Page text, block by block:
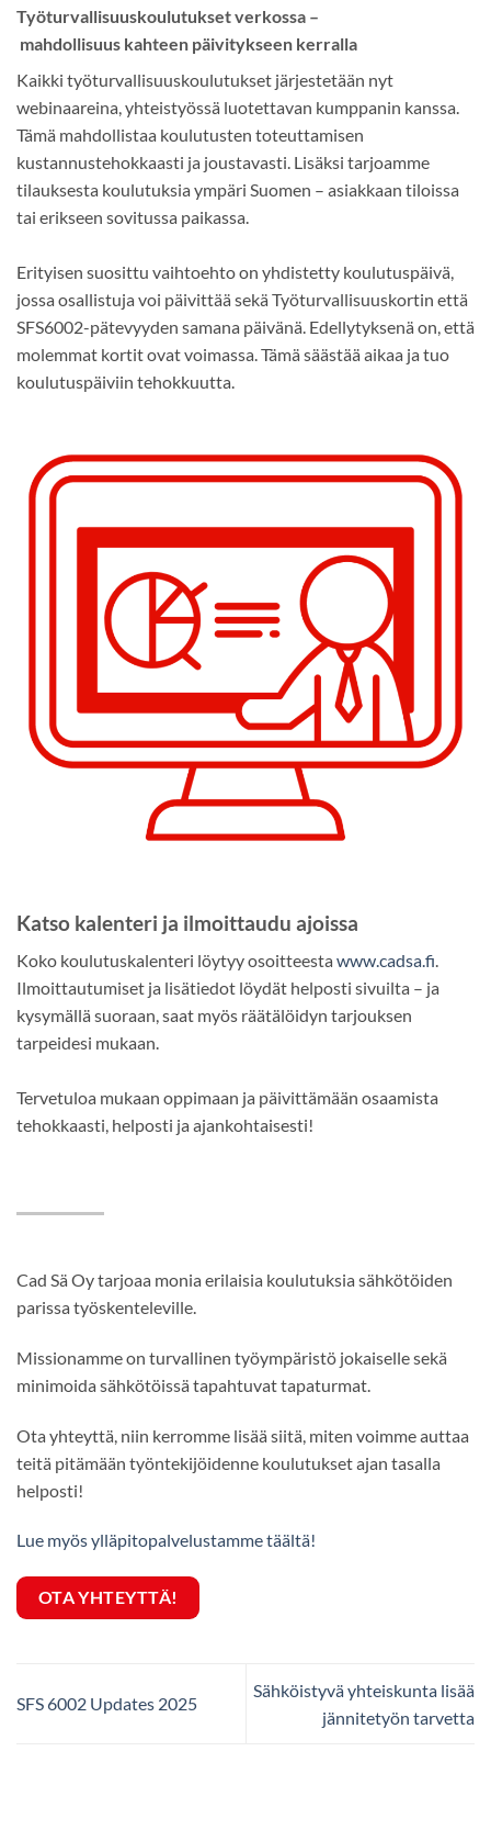
Työturvallisuuskoulutukset verkossa –
mahdollisuus kahteen päivitykseen kerralla
Kaikki työturvallisuuskoulutukset järjestetään nyt
webinaareina, yhteistyössä luotettavan kumppanin kanssa.
Tämä mahdollistaa koulutusten toteuttamisen
kustannustehokkaasti ja joustavasti. Lisäksi tarjoamme
tilauksesta koulutuksia ympäri Suomen – asiakkaan tiloissa
tai erikseen sovitussa paikassa.
Erityisen suosittu vaihtoehto on yhdistetty koulutuspäivä,
jossa osallistuja voi päivittää sekä Työturvallisuuskortin että
SFS6002-pätevyyden samana päivänä. Edellytyksenä on, että
molemmat kortit ovat voimassa. Tämä säästää aikaa ja tuo
koulutuspäiviin tehokkuutta.
Katso kalenteri ja ilmoittaudu ajoissa
Koko koulutuskalenteri löytyy osoitteesta www.cadsa.fi.
Ilmoittautumiset ja lisätiedot löydät helposti sivuilta – ja
kysymällä suoraan, saat myös räätälöidyn tarjouksen
tarpeidesi mukaan.
Tervetuloa mukaan oppimaan ja päivittämään osaamista
tehokkaasti, helposti ja ajankohtaisesti!
Cad Sä Oy tarjoaa monia erilaisia koulutuksia sähkötöiden
parissa työskenteleville.
Missionamme on turvallinen työympäristö jokaiselle sekä
minimoida sähkötöissä tapahtuvat tapaturmat.
Ota yhteyttä, niin kerromme lisää siitä, miten voimme auttaa
teitä pitämään työntekijöidenne koulutukset ajan tasalla
helposti!
Lue myös ylläpitopalvelustamme täältä!
OTA YHTEYTTÄ!
SFS 6002 Updates 2025
Sähköistyvä yhteiskunta lisää
jännitetyön tarvetta